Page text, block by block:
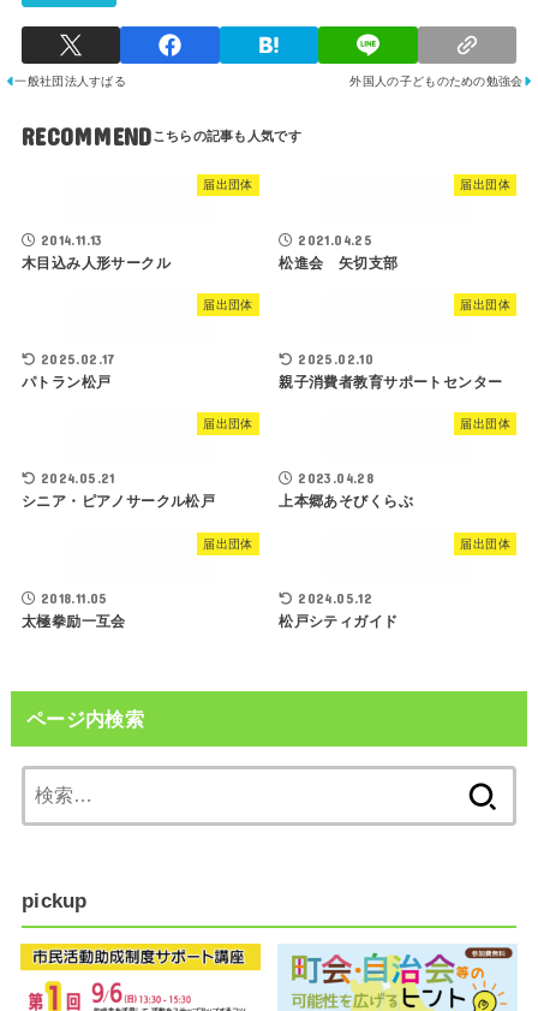
一般社団法人すばる 外国人の子どものための勉強会
RECOMMEND
届出団体
2014.11.13
木目込み人形サークル
届出団体
2021.04.25
松進会 矢切支部
届出団体
2025.02.17
パトラン松戸
届出団体
2025.02.10
親子消費者教育サポートセンター
届出団体
2024.05.21
シニア・ピアノサークル松戸
届出団体
2023.04.28
上本郷あそびくらぶ
届出団体
2018.11.05
太極拳励一互会
届出団体
2024.05.12
松戸シティガイド
ページ内検索
索:
pickup